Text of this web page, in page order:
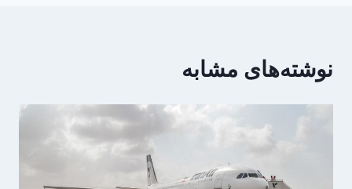
نوشته‌های مشابه